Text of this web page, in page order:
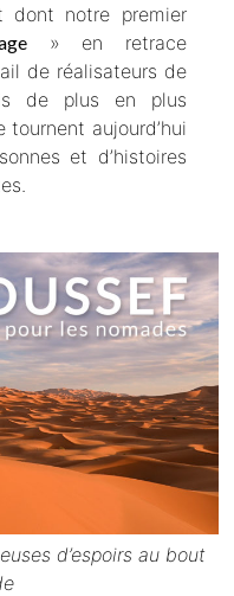
dont notre premier
» en retrace
de réalisateurs de
de plus en plus
tournent aujourd’hui
et d’histoires
d’espoirs au bout